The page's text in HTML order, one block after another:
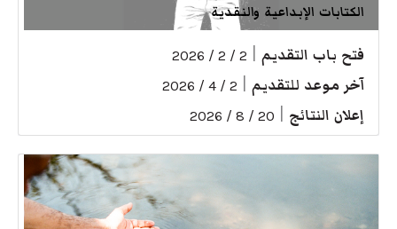
الكتابات الإبداعية والنقدية
فتح باب التقديم 2 / 2 / 2026
آخر موعد للتقديم 2 / 4 / 2026
إعلان النتائج 20 / 8 / 2026